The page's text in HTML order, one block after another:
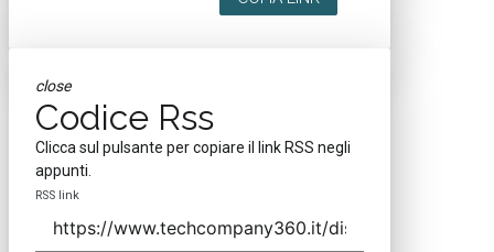
close
Codice Rss
Clicca sul pulsante per copiare il link RSS negli
appunti.
RSS link